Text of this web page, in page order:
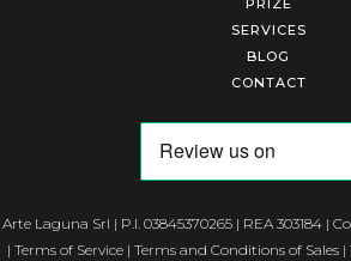
PRIZE
SERVICES
BLOG
CONTACT
Arte Laguna Srl | P.I. 03845370265 | REA 303184 |
| Terms of Service| Terms and Conditions of Sales|